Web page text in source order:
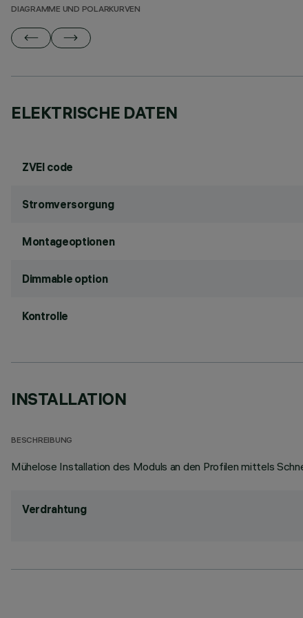
DIAGRAMME UND POLARKURVEN
ELEKTRISCHE DATEN
ZVEI code
Stromversorgung
Montageoptionen
Dimmable option
Kontrolle
INSTALLATION
BESCHREIBUNG
Mühelose Installation des Moduls an den Profilen mittels
Verdrahtung